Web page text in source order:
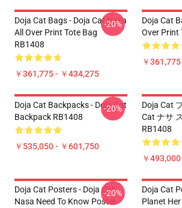
Doja Cat Bags - Doja Cat Nasa
All Over Print Tote Bag
RB1408
￥361,775 - ￥434,275
-20%
Doja Cat
Over Print
￥
Doja Cat Backpacks - Doja Cat
Backpack RB1408
￥535,050 - ￥601,750
-20%
Doja Cat
Cat ナサ
RB1408
￥
Doja Cat Posters - Doja Cat
Nasa Need To Know Poster
-20%
Doja Cat
Planet